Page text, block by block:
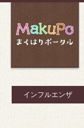
インフルエンザ